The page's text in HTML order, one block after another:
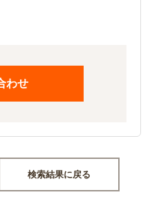
わせ
検索結果に戻る